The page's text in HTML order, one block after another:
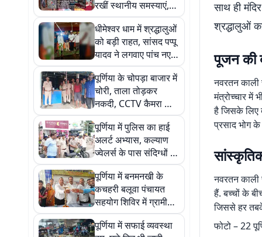
रखीं स्थानीय समस्याएं,
नगर पंचायत ने 15 दिनों में
समाधान का दिया भरोसा
धीमेश्वर धाम में श्रद्धालुओं
को बड़ी राहत, सांसद पप्पू
यादव ने लगवाए पांच नए
चापाकल
पूर्णिया के चोपड़ा बाजार में
चोरी, ताला तोड़कर
नकदी, CCTV कैमरा और
LCD लेकर फरार हुए चोर
पूर्णिया में पुलिस का हाई
अलर्ट अभ्यास, कल्याण
ज्वेलर्स के पास संदिग्धों का
पीछा कर परखी गई क्विक
एक्शन टीम की तैयारी
पूर्णिया में बनमनखी के
कचहरी बलूवा पंचायत
सहयोग शिविर में ग्रामीणों
की भीड़, पेंशन और बिजली
के कई मामलों का तुरंत
पूर्णिया में सफाई व्यवस्था
साथ ही
श्रद्धालुओं
पूजन की
नवरतन
मंत्रोच्चार में
है जिसके लिए
प्रसाद भोग
नवरतन
हैं. बच्चों के
जिससे हर
फोटो – 22